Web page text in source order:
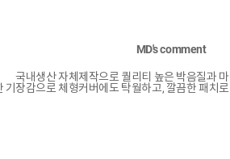
MD's comment
국내생산 자체제작으로 퀄리티 높은 박음질과
기장감으로 체형커버에도 탁월하고, 깔끔한 패치